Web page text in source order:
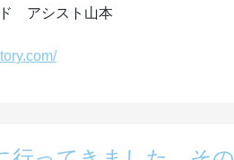
アシスト山本